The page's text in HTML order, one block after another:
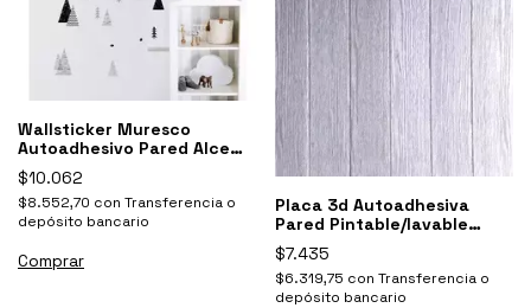
Wallsticker Muresco
Autoadhesivo Pared Alce
Pinos Decoracion
$10.062
$8.552,70 con Transferencia o
depósito bancario
Placa 3d Autoadhesiva
Pared Pintable/lavable
Madera Muresco
$7.435
$6.319,75 con Transferencia o
depósito bancario